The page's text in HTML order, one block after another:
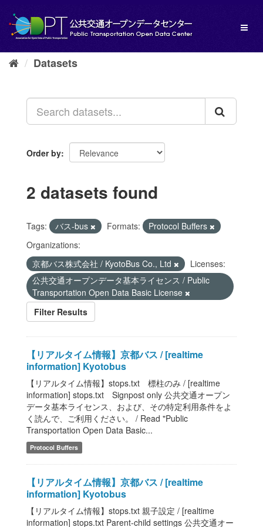
content
Datasets
Order by
2 datasets found
Tags: バス-bus Formats:
Protocol Buffers
Organizations:
京都バス株式会社 / KyotoBus Co., Ltd
Licenses:
公共交通オープンデータ基本ライセンス / Public
Transportation Open Data Basic License
Filter Results
【リアルタイム情報】京都バス / [realtime
information] Kyotobus
【リアルタイム情報】stops.txt 標柱のみ / [realtime
information] stops.txt Signpost only 公共交通オープン
データ基本ライセンス、および、その特定利用条件をよ
く読んで、ご利用ください。 / Read "Public
Transportation Open Data Basic...
Protocol Buffers
【リアルタイム情報】京都バス / [realtime
information] Kyotobus
【リアルタイム情報】stops.txt 親子設定 / [realtime
information] stops.txt Parent-child settings 公共交通オー